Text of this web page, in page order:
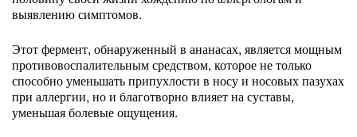
выявлению симптомов.
Этот фермент, обнаруженный в ананасах, является мощным
противовоспалительным средством, которое не только
способно уменьшать припухлости в носу и носовых пазухах
при аллергии, но и благотворно влияет на суставы,
уменьшая болевые ощущения.